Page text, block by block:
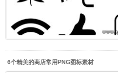
6个精美的商店常用PNG图标素材